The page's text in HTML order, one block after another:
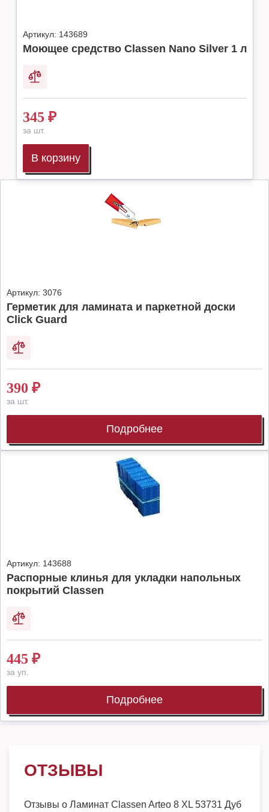
Артикул: 143689
Моющее средство Classen Nano Silver 1 л
345 ₽
за шт.
В корзину
Артикул: 3076
Герметик для ламината и паркетной доски
Click Guard
390 ₽
за шт.
Подробнее
Артикул: 143688
Распорные клинья для укладки напольных
покрытий Classen
445 ₽
за уп.
Подробнее
ОТЗЫВЫ
Отзывы о Ламинат Classen Arteo 8 XL 53731 Дуб